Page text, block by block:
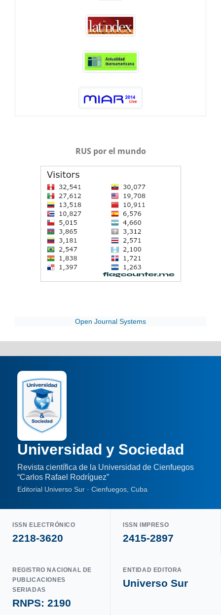
RUS por el mundo
Open Journal Systems
Universidad y Sociedad
Revista científica de la Universidad de Cienfuegos
“Carlos Rafael Rodríguez”
Editorial Universo Sur · Cienfuegos, Cuba
ISSN ELECTRÓNICO
2218-3620
ISSN IMPRESO
2415-2897
REGISTRO NACIONAL DE
PUBLICACIONES
SERIADAS
RNPS: 2190
ENTIDAD EDITORA
Universo Sur